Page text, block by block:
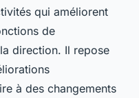
qui améliorent
de
la direction. Il repose
à des changements